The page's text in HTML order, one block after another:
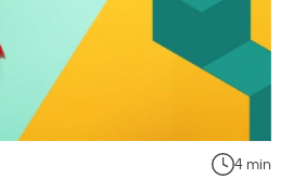
4 min